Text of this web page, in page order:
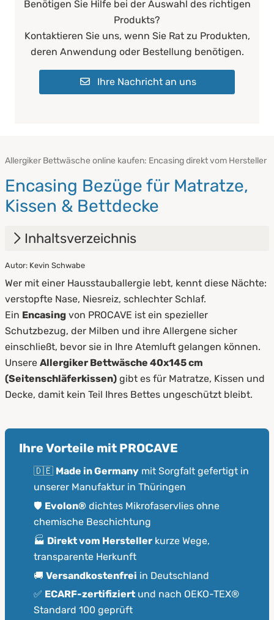
Benötigen Sie Hilfe bei der Auswahl des richtigen
Produkts?
Kontaktieren Sie uns, wenn Sie Rat zu Produkten,
deren Anwendung oder Bestellung benötigen.
Ihre Nachricht an uns
Allergiker Bettwäsche online kaufen: Encasing direkt vom Hersteller
Encasing Bezüge für Matratze,
Kissen & Bettdecke
Inhaltsverzeichnis
1. Was ist ein Encasing eigentlich?
2. Warum Evolon® bei Encasing Bettwäsche
entscheidend ist
3. Milbenbezüge für Matratze, Kissen und
Decke
3.1 Matratzen Encasing
3.3 Kissen Encasing
4. Pflege und Reinigung
Encasing Bettwäsche direkt vom Hersteller
Autor: Kevin Schwabe
Wer mit einer Hausstauballergie lebt, kennt diese Nächte:
verstopfte Nase, Niesreiz, schlechter Schlaf.
Ein Encasing von PROCAVE ist ein spezieller
Schutzbezug, der Milben und ihre Allergene sicher
einschließt, bevor sie in Ihre Atemluft gelangen können.
Unsere Allergiker Bettwäsche 40x145 cm
(Seitenschläferkissen) gibt es für Matratze, Kissen und
Decke, damit kein Teil Ihres Bettes ungeschützt bleibt.
Ihre Vorteile mit PROCAVE
🇩🇪 Made in Germanymit Sorgfalt gefertigt in
unserer Manufaktur in Thüringen
🛡️ Evolon®dichtes Mikrofaservlies ohne
chemische Beschichtung
🏭 Direkt vom Herstellerkurze Wege,
transparente Herkunft
🚚 Versandkostenfrei in Deutschland
✅ ECARF-zertifiziertund nach OEKO-TEX®
Standard 100 geprüft